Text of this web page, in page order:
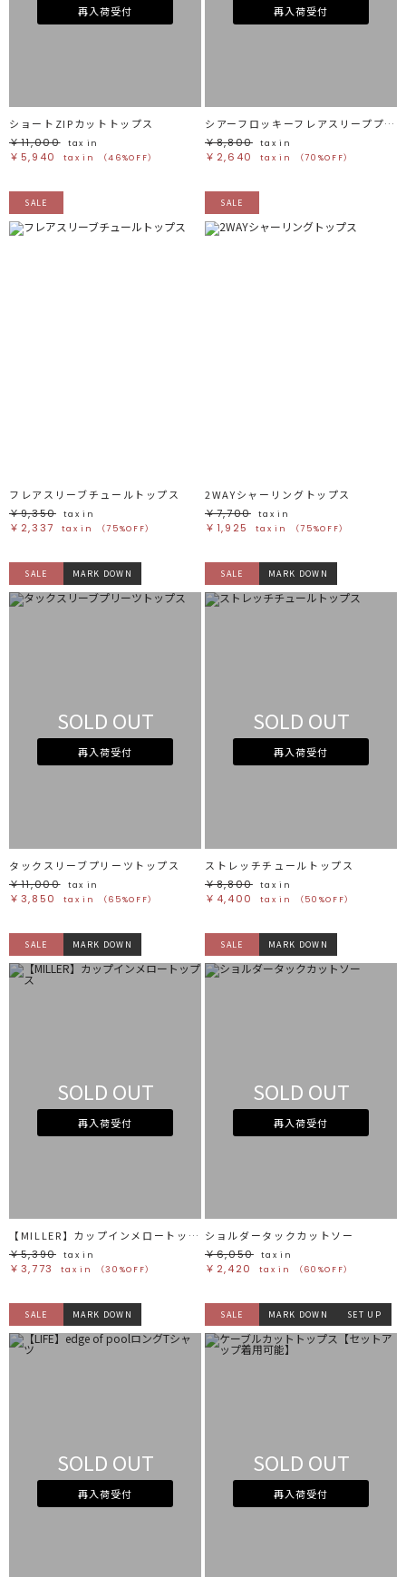
再入荷受付
ショートZIPカットトップス
￥11,000
tax in
￥5,940 tax in （46%OFF）
再入荷受付
シアーフロッキーフレアスリーププルオーバー
￥8,800
tax in
￥2,640 tax in （70%OFF）
SALE
フレアスリーブチュールトップス
￥9,350
tax in
￥2,337 tax in （75%OFF）
SALE
2WAYシャーリングトップス
￥7,700
tax in
￥1,925 tax in （75%OFF）
SALE MARK DOWN
SOLD OUT
再入荷受付
タックスリーブプリーツトップス
￥11,000
tax in
￥3,850 tax in （65%OFF）
SALE MARK DOWN
SOLD OUT
再入荷受付
ストレッチチュールトップス
￥8,800
tax in
￥4,400 tax in （50%OFF）
SALE MARK DOWN
SOLD OUT
再入荷受付
【MILLER】カップインメロートップス
￥5,390
tax in
￥3,773 tax in （30%OFF）
SALE MARK DOWN
SOLD OUT
再入荷受付
ショルダータックカットソー
￥6,050
tax in
￥2,420 tax in （60%OFF）
SALE MARK DOWN
SOLD OUT
再入荷受付
SALE MARK DOWN SET UP
SOLD OUT
再入荷受付